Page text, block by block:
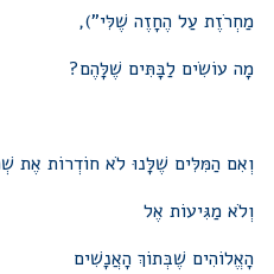
מַחְרֹזֶת עַל הֶחָזֶה שֶׁלִּי”),
מָה עוֹשִׂים לַבָּתִּים שֶׁלָּהֶם?
וְאִם הַמִּלִּים שֶׁלָּנוּ לֹא חוֹדְרוֹת אֶת
וְלֹא מַגִּיעוֹת אֶל
הָאֱלוֹהִים שֶׁבְּתוֹךְ הָאֲנָשִׁים